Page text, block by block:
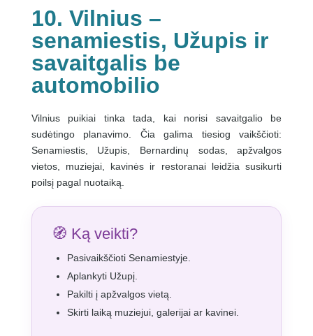
10. Vilnius –
senamiestis, Užupis ir
savaitgalis be
automobilio
Vilnius puikiai tinka tada, kai norisi savaitgalio be
sudėtingo planavimo. Čia galima tiesiog vaikščioti:
Senamiestis, Užupis, Bernardinų sodas, apžvalgos
vietos, muziejai, kavinės ir restoranai leidžia susikurti
poilsį pagal nuotaiką.
🧭 Ką veikti?
Pasivaikščioti Senamiestyje.
Aplankyti Užupį.
Pakilti į apžvalgos vietą.
Skirti laiką muziejui, galerijai ar kavinei.